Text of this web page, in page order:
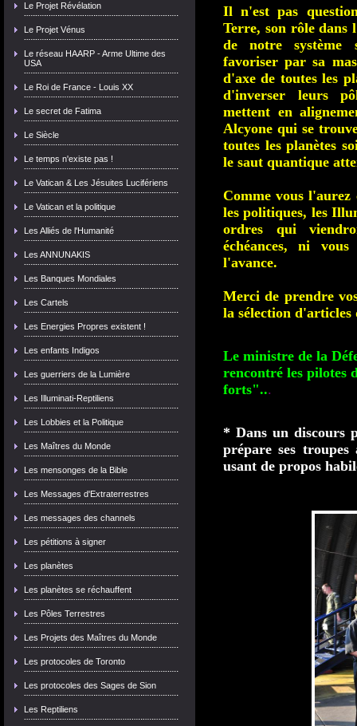
Le Projet Révélation
Le Projet Vénus
Le réseau HAARP - Arme Ultime des
USA
Le Roi de France - Louis XX
Le secret de Fatima
Le Siècle
Le temps n'existe pas !
Le Vatican & Les Jésuites Lucifériens
Le Vatican et la politique
Les Alliés de l'Humanité
Les ANNUNAKIS
Les Banques Mondiales
Les Cartels
Les Energies Propres existent !
Les enfants Indigos
Les guerriers de la Lumière
Les Illuminati-Reptiliens
Les Lobbies et la Politique
Les Maîtres du Monde
Les mensonges de la Bible
Les Messages d'Extraterrestres
Les messages des channels
Les pétitions à signer
Les planètes
Les planètes se réchauffent
Les Pôles Terrestres
Les Projets des Maîtres du Monde
Les protocoles de Toronto
Les protocoles des Sages de Sion
Les Reptiliens
Il n'est pas
Terre, son rôle dans
de notre
favoriser par sa
d'axe de toutes les
d'inverser leurs
mettent en
Alcyone qui se
toutes les planètes
le saut quantique
Comme vous l'aurez
les politiques, les
ordres qui
échéances, ni
l'avance.
Merci de prendre
la sélection d'articles
Le ministre de la
rencontré les pilotes
forts"...
* Dans un discours
prépare ses
usant de propos